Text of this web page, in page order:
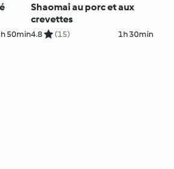
50min
Shaomai au porc et aux
crevettes
4.8 (15) 1h 30min